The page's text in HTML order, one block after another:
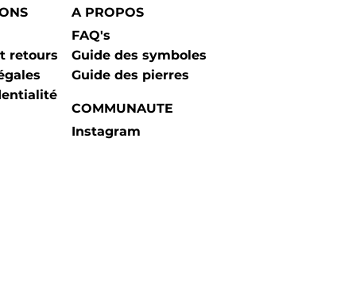
retours
A PROPOS
FAQ's
Guide des symboles
Guide des pierres
COMMUNAUTE
Instagram